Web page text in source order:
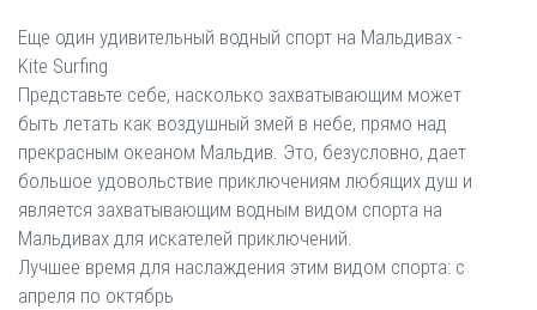
Еще один удивительный водный спорт на Мальдивах -
Kite Surfing
Представьте себе, насколько захватывающим может
быть летать как воздушный змей в небе, прямо над
прекрасным океаном Мальдив. Это, безусловно, дает
большое удовольствие приключениям любящих душ и
является захватывающим водным видом спорта на
Мальдивах для искателей приключений.
Лучшее время для наслаждения этим видом спорта: с
апреля по октябрь